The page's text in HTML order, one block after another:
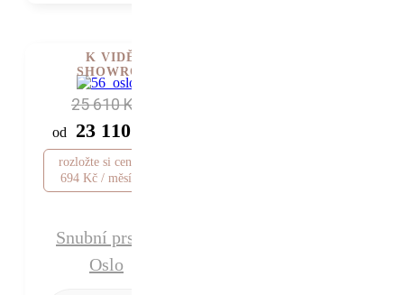
25 610 Kč
od 23 110 Kč
rozložte si cenu od
694 Kč / měsíc
Snubní prsten
Oslo
K VIDĚNÍ V
SHOWROOMU